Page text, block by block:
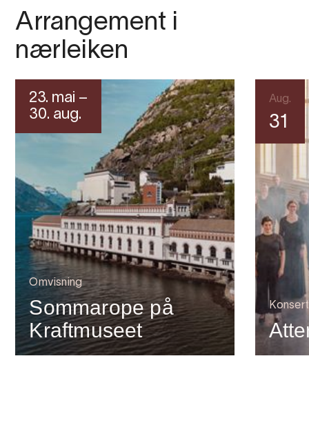
Arrangement i
nærleiken
23. mai –
30. aug.
Omvisning
Sommarope på
Kraftmuseet
Aug.
31
Konsert